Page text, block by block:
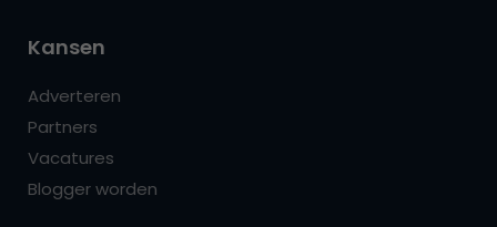
Kansen
Adverteren
Partners
Vacatures
Blogger worden